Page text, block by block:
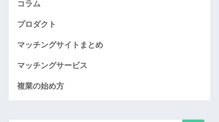
コラム
プロダクト
マッチングサイトまとめ
マッチングサービス
複業の始め方